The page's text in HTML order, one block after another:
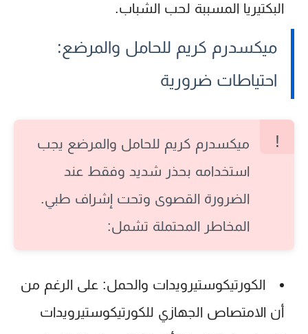
البكتيريا المسببة لحب الشباب.
ميكسدرم كريم للحامل والمرضع:
احتياطات ضرورية
ميكسدرم كريم للحامل والمرضع يجب
استخدامه بحذر شديد وفقط عند
الضرورة القصوى وتحت إشراف طبي.
المخاطر المحتملة تشمل:
الكورتيكوستيرويدات والحمل: على الرغم من
أن الامتصاص الجهازي للكورتيكوستيرويدات